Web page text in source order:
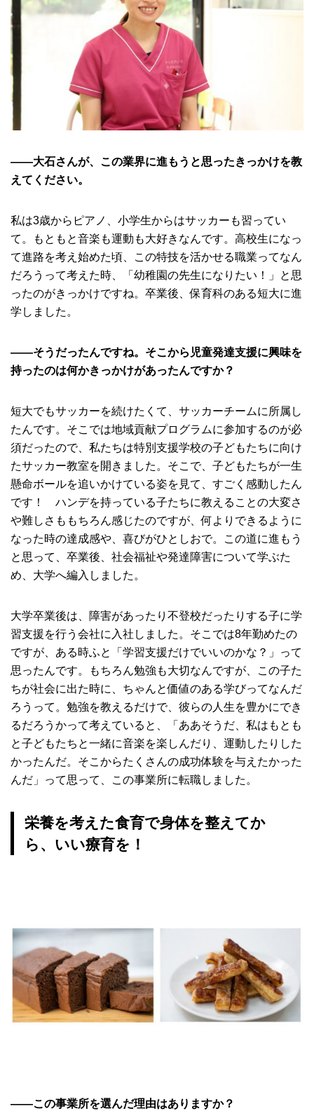
――大石さんが、この業界に進もうと思ったきっかけを教
えてください。
私は3歳からピアノ、小学生からはサッカーも習ってい
て。もともと音楽も運動も大好きなんです。高校生になっ
て進路を考え始めた頃、この特技を活かせる職業ってなん
だろうって考えた時、「幼稚園の先生になりたい！」と思
ったのがきっかけですね。卒業後、保育科のある短大に進
学しました。
――そうだったんですね。そこから児童発達支援に興味を
持ったのは何かきっかけがあったんですか？
短大でもサッカーを続けたくて、サッカーチームに所属し
たんです。そこでは地域貢献プログラムに参加するのが必
須だったので、私たちは特別支援学校の子どもたちに向け
たサッカー教室を開きました。そこで、子どもたちが一生
懸命ボールを追いかけている姿を見て、すごく感動したん
です！ ハンデを持っている子たちに教えることの大変さ
や難しさももちろん感じたのですが、何よりできるように
なった時の達成感や、喜びがひとしおで。この道に進もう
と思って、卒業後、社会福祉や発達障害について学ぶた
め、大学へ編入しました。
大学卒業後は、障害があったり不登校だったりする子に学
習支援を行う会社に入社しました。そこでは8年勤めたの
ですが、ある時ふと「学習支援だけでいいのかな？」って
思ったんです。もちろん勉強も大切なんですが、この子た
ちが社会に出た時に、ちゃんと価値のある学びってなんだ
ろうって。勉強を教えるだけで、彼らの人生を豊かにでき
るだろうかって考えていると、「ああそうだ、私はもとも
と子どもたちと一緒に音楽を楽しんだり、運動したりした
かったんだ。そこからたくさんの成功体験を与えたかった
んだ」って思って、この事業所に転職しました。
栄養を考えた食育で身体を整えてか
ら、いい療育を！
――この事業所を選んだ理由はありますか？